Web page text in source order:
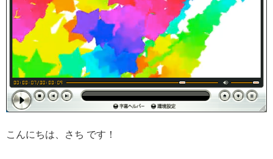
こんにちは、さち です！